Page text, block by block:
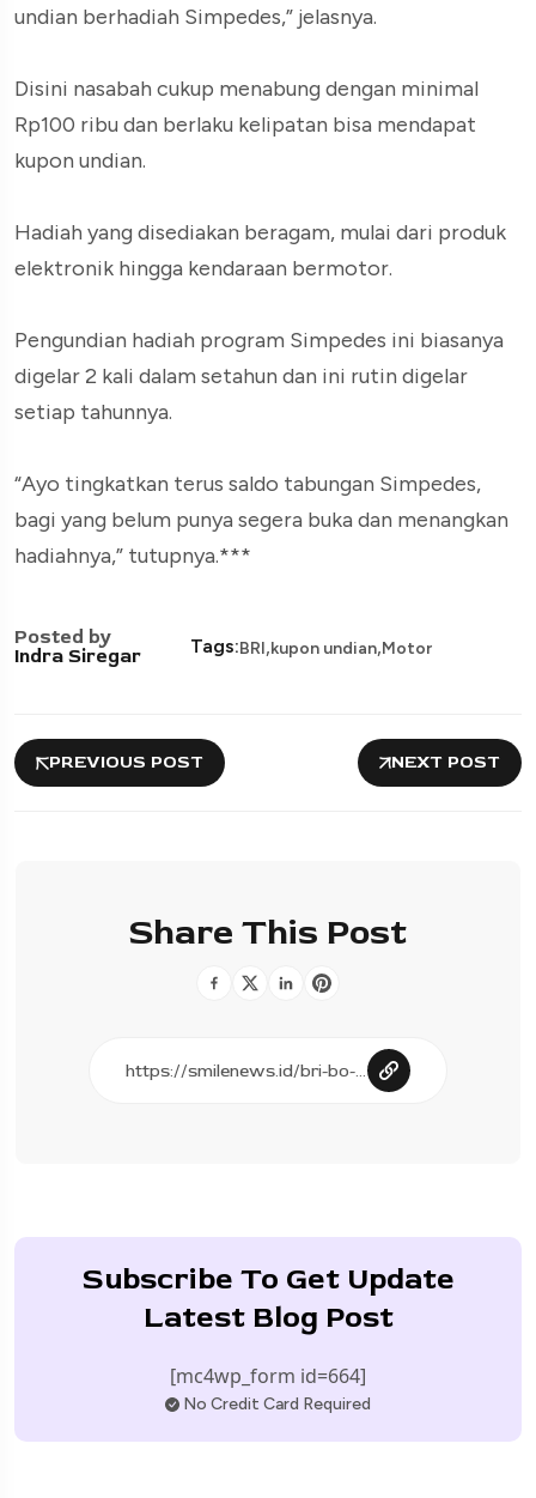
undian berhadiah Simpedes,” jelasnya.
Disini nasabah cukup menabung dengan minimal
Rp100 ribu dan berlaku kelipatan bisa mendapat
kupon undian.
Hadiah yang disediakan beragam, mulai dari produk
elektronik hingga kendaraan bermotor.
Pengundian hadiah program Simpedes ini biasanya
digelar 2 kali dalam setahun dan ini rutin digelar
setiap tahunnya.
“Ayo tingkatkan terus saldo tabungan Simpedes,
bagi yang belum punya segera buka dan menangkan
hadiahnya,” tutupnya.***
Posted by
Indra Siregar
Tags:BRI,kupon undian,Motor
PREVIOUS POST NEXT POST
Share This Post
Subscribe To Get Update
Latest Blog Post
[mc4wp_form id=664]
No Credit Card Required